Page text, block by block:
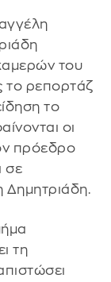
του
το ρεπορτάζ
το
οι
πρόεδρο
σε
Δημητριάδη.
τη